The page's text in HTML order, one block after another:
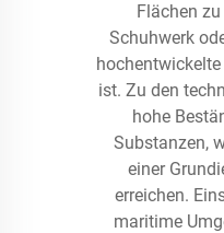
Flächen
Schuhwerk
ist. Zu den
hohe
Substanzen,
einer
erreichen.
maritime